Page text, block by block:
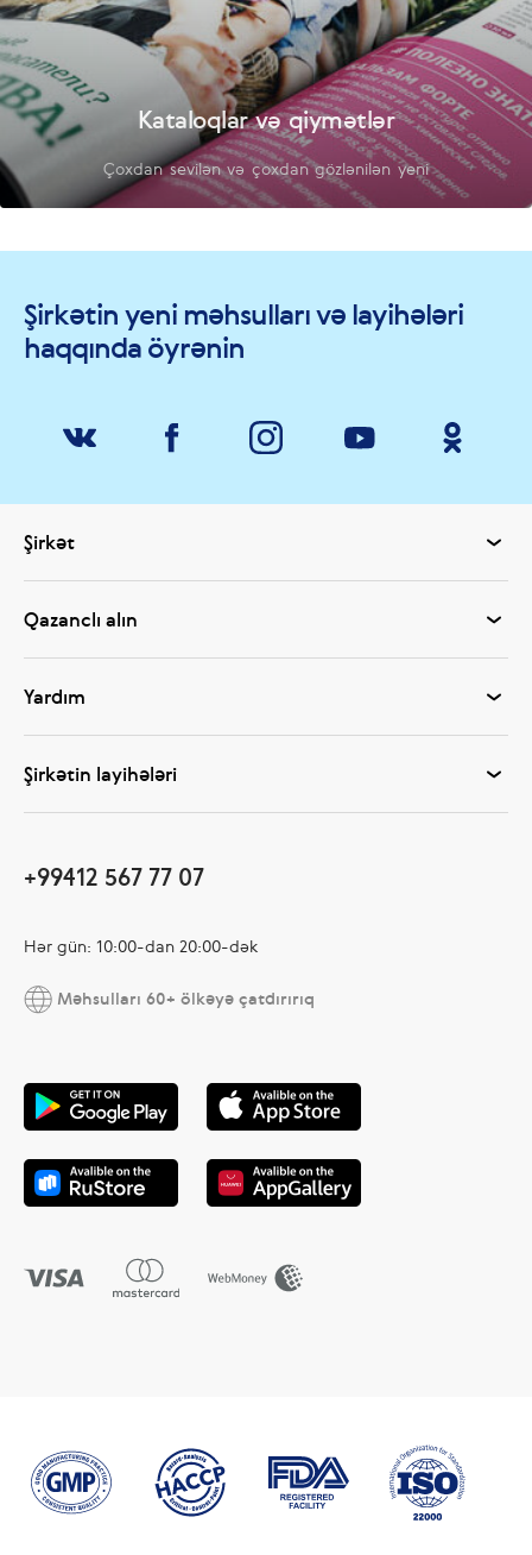
Kataloqlar və qiymətlər
Çoxdan sevilən və çoxdan gözlənilən yeni
Şirkətin yeni məhsulları və layihələri
haqqında öyrənin
Şirkət
Qazanclı alın
Yardım
Şirkətin layihələri
+99412 567 77 07
Hər gün: 10:00-dan 20:00-dək
Məhsulları 60+ ölkəyə çatdırırıq